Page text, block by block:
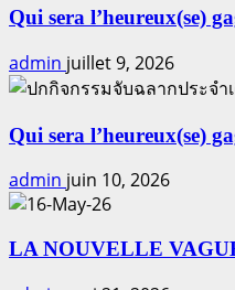
Qui sera l’heureux(se)
admin juillet 9, 2026
Qui sera l’heureux(se)
admin juin 10, 2026
LA NOUVELLE